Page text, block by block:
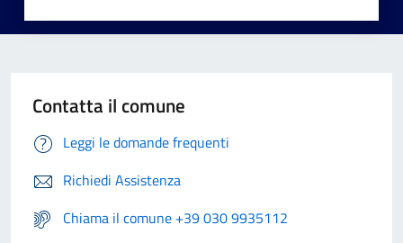
Contatta il comune
Leggi le domande frequenti
Richiedi Assistenza
Chiama il comune +39 030 9935112